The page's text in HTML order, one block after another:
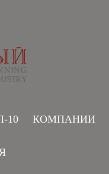
10 КОМПАНИИ